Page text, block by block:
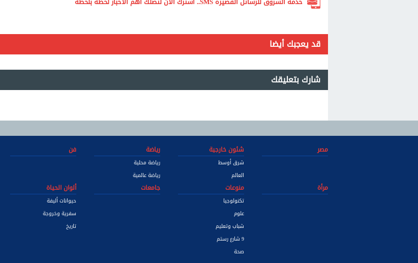
قد يعجبك أيضا
شارك بتعليقك
مصر شئون خارجية
شرق أوسط
العالم
رياضة
رياضة محلية
رياضة عالمية
فن
مرأة
منوعات
تكنولوجيا
علوم
شباب وتعليم
9 شارع رستم
صحة
جامعات ألوان الحياة
حيوانات أليفة
سفرية وخروجة
تاريخ